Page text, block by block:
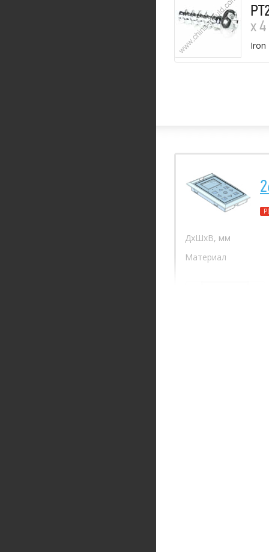
х
Iron
ДхШхВ, мм
Материал